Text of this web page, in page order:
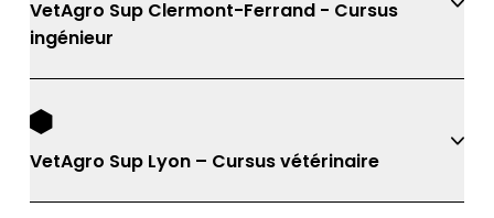
VetAgro Sup Clermont-Ferrand - Cursus
ingénieur
VetAgro Sup Lyon – Cursus vétérinaire